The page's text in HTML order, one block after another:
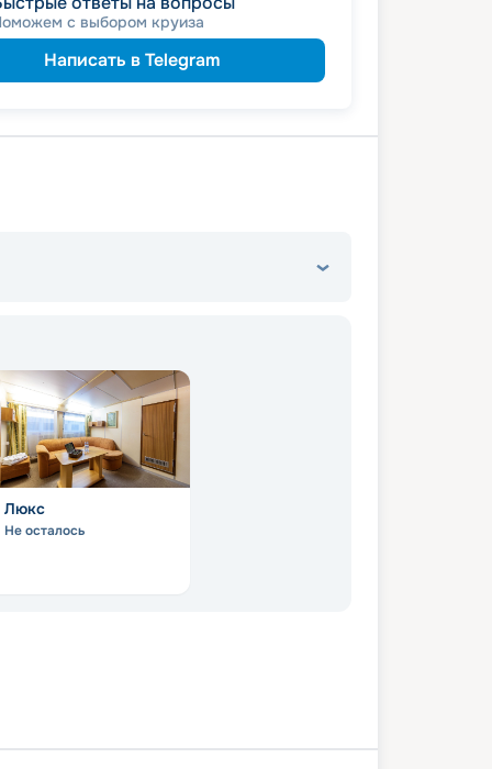
с выбором круиза
Написать в Telegram
Люкс
Не осталось